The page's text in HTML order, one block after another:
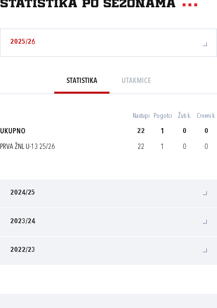
Statistika po sezonama
2025/26
STATISTIKA UTAKMICE
Nastupi Pogotci Žuti k. Crveni k.
UKUPNO 22 1 0 0
PRVA ŽNL U-13 25/26 22 1 0 0
2024/25
2023/24
2022/23